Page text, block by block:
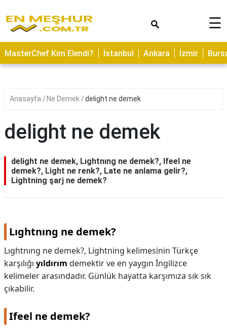
ASTROLOJİ
SAĞLIK
YERLER
NEDİR
İLETİŞİM
☰
MasterChef Kim Elendi? İstanbul Ankara İzmir
Anasayfa Ne Demek delight ne demek
delight ne demek
delight ne demek, Lıghtnıng ne demek?, Ifeel ne
demek?, Light ne renk?, Late ne anlama gelir?,
Lightning şarj ne demek?
Lıghtnıng ne demek?
Lıghtnıng ne demek?, Lightning kelimesinin Türkçe
karşılığı yıldırım demektir ve en yaygın İngilizce
kelimeler arasındadır. Günlük hayatta karşımıza sık sık
çıkabilir.
Ifeel ne demek?